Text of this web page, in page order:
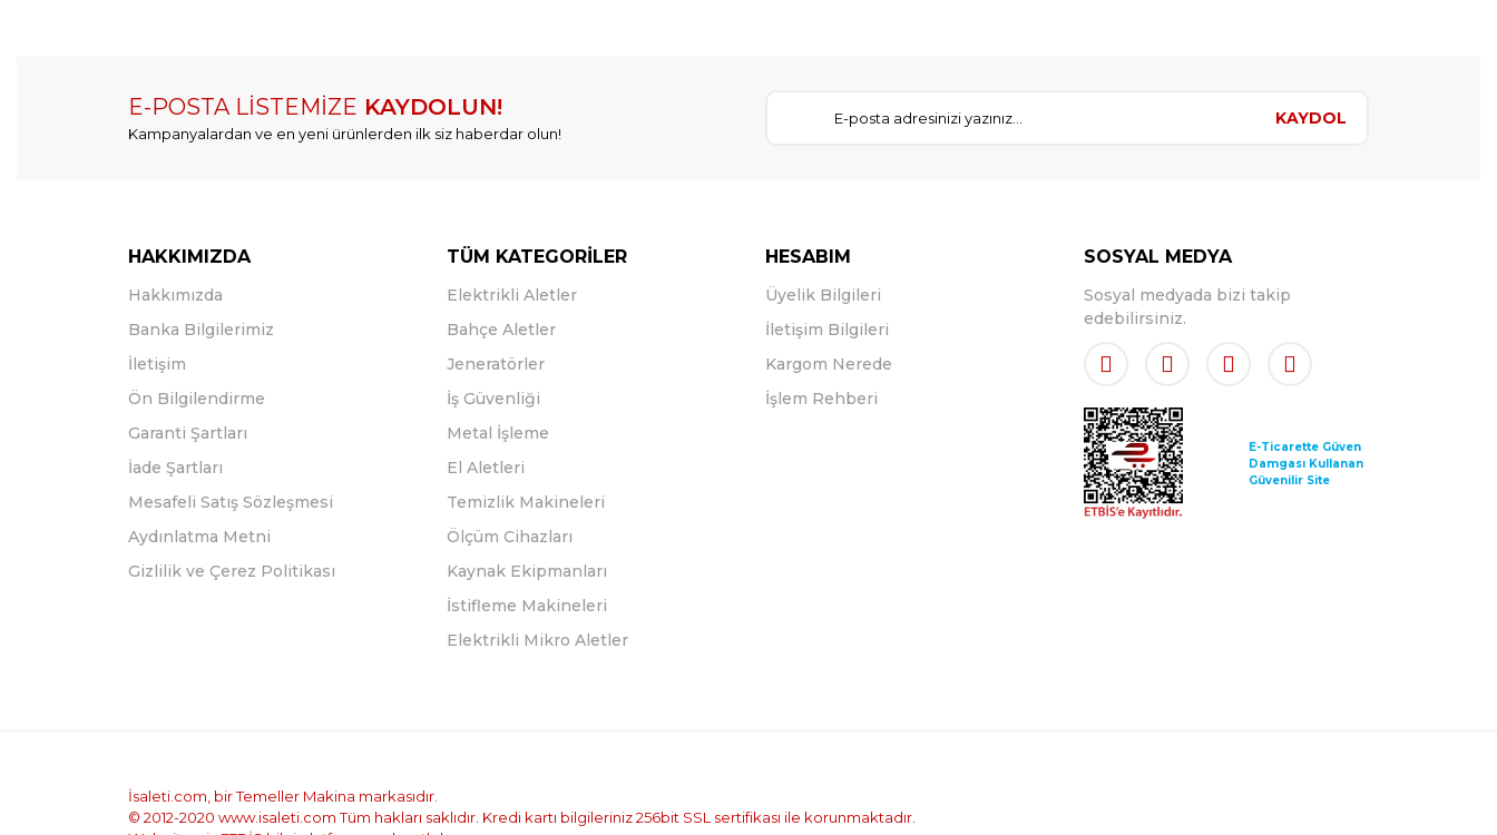
E-POSTA LİSTEMİZE KAYDOLUN!
Kampanyalardan ve en yeni ürünlerden ilk siz haberdar olun!
KAYDOL
HAKKIMIZDA
Hakkımızda
Banka Bilgilerimiz
İletişim
Ön Bilgilendirme
Garanti Şartları
İade Şartları
Mesafeli Satış Sözleşmesi
Aydınlatma Metni
Gizlilik ve Çerez Politikası
TÜM KATEGORİLER
Elektrikli Aletler
Bahçe Aletler
Jeneratörler
İş Güvenliği
Metal İşleme
El Aletleri
Temizlik Makineleri
Ölçüm Cihazları
Kaynak Ekipmanları
İstifleme Makineleri
Elektrikli Mikro Aletler
HESABIM
Üyelik Bilgileri
İletişim Bilgileri
Kargom Nerede
İşlem Rehberi
SOSYAL MEDYA
Sosyal medyada bizi takip
edebilirsiniz.
E-Ticarette Güven
Damgası Kullanan
Güvenilir Site
İsaleti.com, bir Temeller Makina markasıdır.
© 2012-2020 www.isaleti.com Tüm hakları saklıdır. Kredi kartı bilgileriniz 256bit SSL sertifikası ile korunmaktadır.